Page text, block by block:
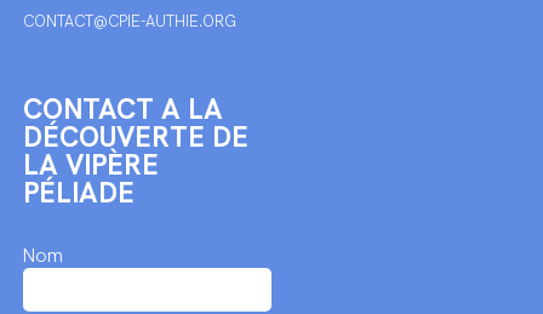
CONTACT@CPIE-AUTHIE.ORG
CONTACT A LA
DÉCOUVERTE DE
LA VIPÈRE
PÉLIADE
Nom